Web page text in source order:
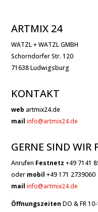
ARTMIX 24
WATZL + WATZL GMBH
Schorndorfer Str. 120
71638 Ludwigsburg
KONTAKT
web artmix24.de
mail info@artmix24.de
GERNE SIND WIR
Anrufen Festnetz +49 7141
oder mobil +49 171 2739060
mailinfo@artmix24.de
Öffnungszeiten DO & FR